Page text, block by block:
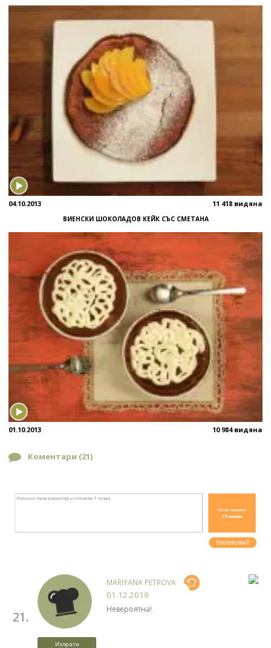
04.10.2013 11 418 видяна
ВИЕНСКИ ШОКОЛАДОВ КЕЙК СЪС СМЕТАНА
01.10.2013 10 984 видяна
Коментари (21)
21.
Изпрати
MARIYANA PETROVA
01.12.2019
Невероятна!